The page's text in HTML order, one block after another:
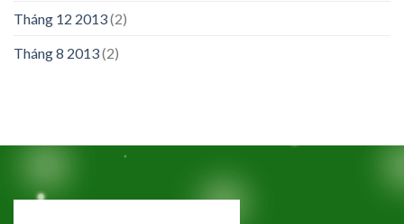
Tháng 12 2013(2)
Tháng 8 2013(2)